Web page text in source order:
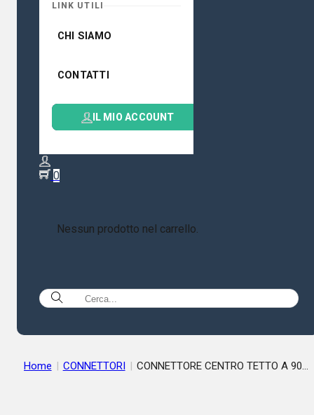
LINK UTILI
CHI SIAMO
CONTATTI
IL MIO ACCOUNT
0
Nessun prodotto nel carrello.
Home | CONNETTORI | CONNETTORE CENTRO TETTO A 90